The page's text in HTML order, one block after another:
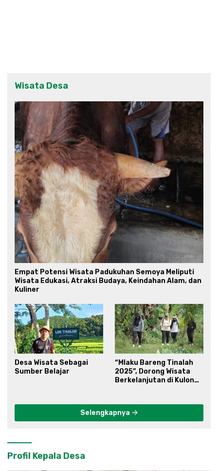
Wisata Desa
Empat Potensi Wisata Padukuhan Semoya Meliputi
Wisata Edukasi, Atraksi Budaya, Keindahan Alam, dan
Kuliner
Desa Wisata Sebagai
Sumber Belajar
“Mlaku Bareng Tinalah
2025”, Dorong Wisata
Berkelanjutan di Kulon
Selengkapnya
Profil Kepala Desa